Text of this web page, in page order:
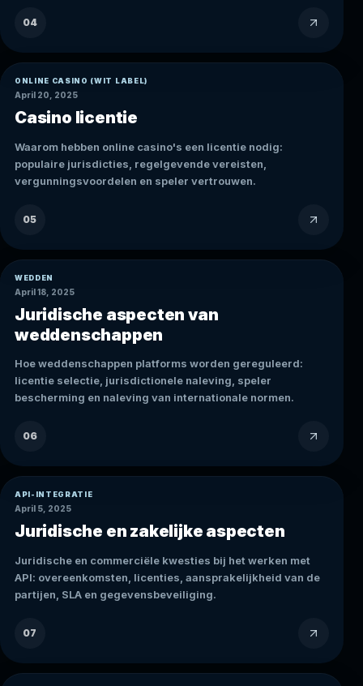
04
ONLINE CASINO (WIT LABEL)
April 20, 2025
Casino licentie
Waarom hebben online casino's een licentie nodig:
populaire jurisdicties, regelgevende vereisten,
vergunningsvoordelen en speler vertrouwen.
05
WEDDEN
April 18, 2025
Juridische aspecten van
weddenschappen
Hoe weddenschappen platforms worden gereguleerd:
licentie selectie, jurisdictionele naleving, speler
bescherming en naleving van internationale normen.
06
API-INTEGRATIE
April 5, 2025
Juridische en zakelijke aspecten
Juridische en commerciële kwesties bij het werken met
API: overeenkomsten, licenties, aansprakelijkheid van de
partijen, SLA en gegevensbeveiliging.
07